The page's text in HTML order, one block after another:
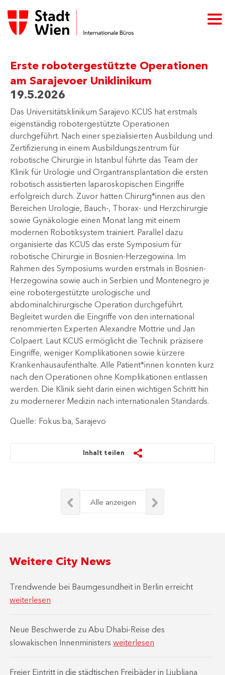
Erste robotergestützte Operationen
am Sarajevoer Uniklinikum
19.5.2026
Das Universitätsklinikum Sarajevo KCUS hat erstmals
eigenständig robotergestützte Operationen
durchgeführt. Nach einer spezialisierten Ausbildung und
Zertifizierung in einem Ausbildungszentrum für
robotische Chirurgie in Istanbul führte das Team der
Klinik für Urologie und Organtransplantation die ersten
robotisch assistierten laparoskopischen Eingriffe
erfolgreich durch. Zuvor hatten Chirurg*innen aus den
Bereichen Urologie, Bauch-, Thorax- und Herzchirurgie
sowie Gynäkologie einen Monat lang mit einem
modernen Robotiksystem trainiert. Parallel dazu
organisierte das KCUS das erste Symposium für
robotische Chirurgie in Bosnien-Herzegowina. Im
Rahmen des Symposiums wurden erstmals in Bosnien-
Herzegowina sowie auch in Serbien und Montenegro je
eine robotergestützte urologische und
abdominalchirurgische Operation durchgeführt.
Begleitet wurden die Eingriffe von den international
renommierten Experten Alexandre Mottrie und Jan
Colpaert. Laut KCUS ermöglicht die Technik präzisere
Eingriffe, weniger Komplikationen sowie kürzere
Krankenhausaufenthalte. Alle Patient*innen konnten kurz
nach den Operationen ohne Komplikationen entlassen
werden. Die Klinik sieht darin einen wichtigen Schritt hin
zu modernerer Medizin nach internationalen Standards.
Quelle: Fokus.ba, Sarajevo
Inhalt teilen
Alle anzeigen
Weitere City News
Trendwende bei Baumgesundheit in Berlin erreicht
weiterlesen
Neue Beschwerde zu Abu Dhabi-Reise des
slowakischen Innenministersweiterlesen
Freier Eintritt in die städtischen Freibäder in Ljubljana